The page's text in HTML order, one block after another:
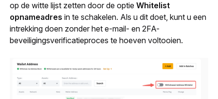
op de witte lijst zetten door de optie Whitelist
opnameadres in te schakelen. Als u dit doet, kunt u een
intrekking doen zonder het e-mail- en 2FA-
beveiligingsverificatieproces te hoeven voltooien.